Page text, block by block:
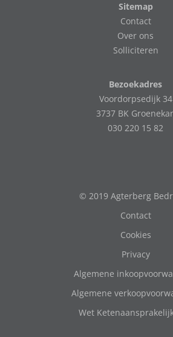
Sitemap
Contact
Over ons
Solliciteren
Bezoekadres
Voordorpsedijk 34
3737 BK
030 220 15 82
© 2019 Agterberg
Contact
Cookies
Privacy
Algemene
Algemene
Wet